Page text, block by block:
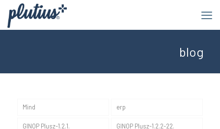
blog
Mind erp
GINOP Plusz-1.2.1. GINOP Plusz-1.2.2-22.